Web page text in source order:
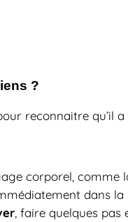
?
reconnaitre qu’il a
corporel, comme
dans
, faire quelques